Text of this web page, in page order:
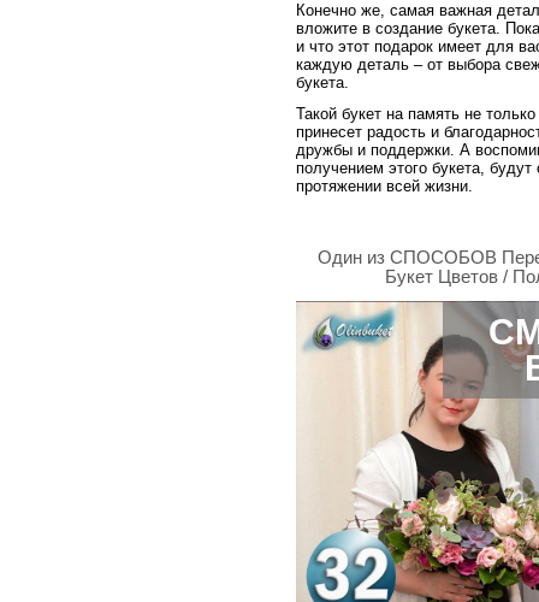
Конечно же, самая важная
вложите в создание букета.
и что этот подарок имеет для
каждую деталь – от выбора
букета.
Такой букет на память не
принесет радость и
дружбы и поддержки. А
получением этого букета,
протяжении всей жизни.
Один из СПОСОБОВ
Букет Цветов /